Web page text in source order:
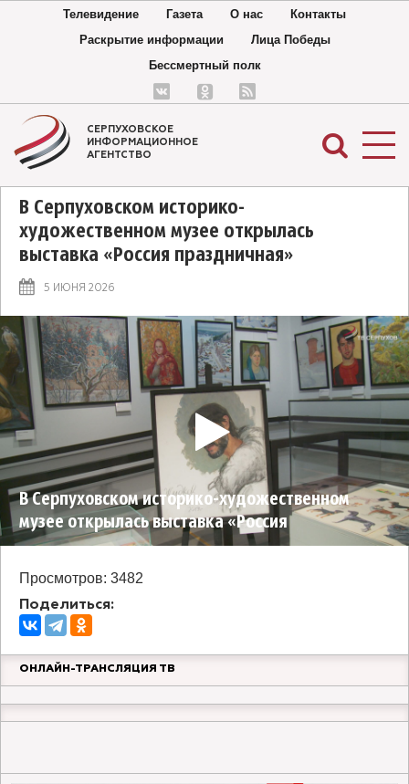
Телевидение Газета О нас
Контакты
Раскрытие информации
Лица Победы
Бессмертный полк
СЕРПУХОВСКОЕ
ИНФОРМАЦИОННОЕ
АГЕНТСТВО
В Серпуховском историко-
художественном музее открылась
выставка «Россия праздничная»
5 ИЮНЯ 2026
В Серпуховском историко-художественном
музее открылась выставка «Россия
праздничная»
Просмотров: 3482
Поделиться:
ОНЛАЙН-ТРАНСЛЯЦИЯ ТВ